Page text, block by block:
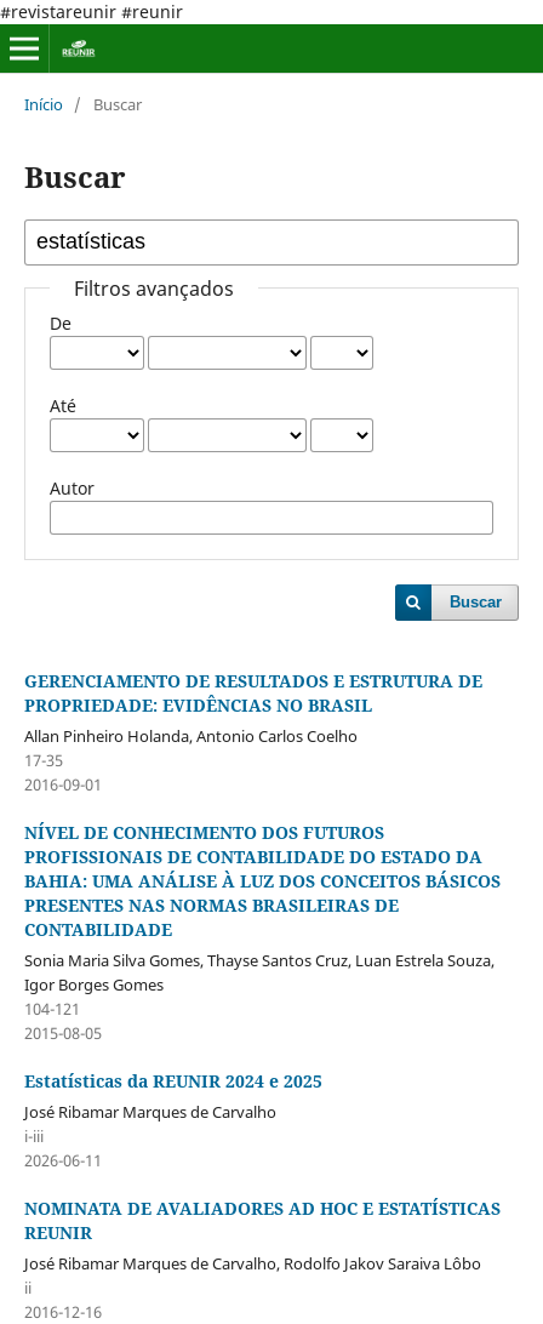
#revistareunir #reunir
Início / Buscar
Buscar
Filtros avançados
De
Até
Autor
Buscar
GERENCIAMENTO DE RESULTADOS E ESTRUTURA DE
PROPRIEDADE: EVIDÊNCIAS NO BRASIL
Allan Pinheiro Holanda, Antonio Carlos Coelho
17-35
2016-09-01
NÍVEL DE CONHECIMENTO DOS FUTUROS
PROFISSIONAIS DE CONTABILIDADE DO ESTADO DA
BAHIA: UMA ANÁLISE À LUZ DOS CONCEITOS BÁSICOS
PRESENTES NAS NORMAS BRASILEIRAS DE
CONTABILIDADE
Sonia Maria Silva Gomes, Thayse Santos Cruz, Luan Estrela Souza,
Igor Borges Gomes
104-121
2015-08-05
Estatísticas da REUNIR 2024 e 2025
José Ribamar Marques de Carvalho
i-iii
2026-06-11
NOMINATA DE AVALIADORES AD HOC E ESTATÍSTICAS
REUNIR
José Ribamar Marques de Carvalho, Rodolfo Jakov Saraiva Lôbo
ii
2016-12-16